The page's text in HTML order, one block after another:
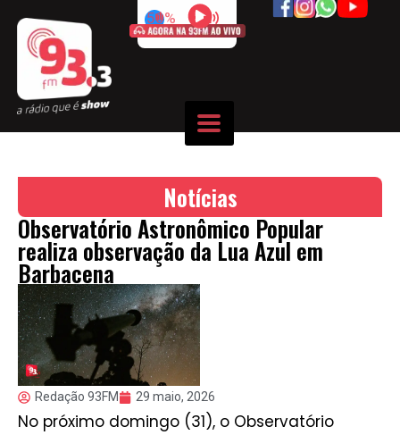
50%
Notícias
Observatório Astronômico Popular
realiza observação da Lua Azul em
Barbacena
Redação 93FM 29 maio, 2026
No próximo domingo (31), o Observatório